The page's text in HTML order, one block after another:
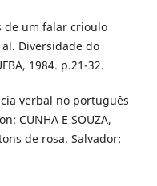
de um falar crioulo
al. Diversidade do
1984. p.21-32.
verbal no português
CUNHA E SOUZA,
de rosa. Salvador: